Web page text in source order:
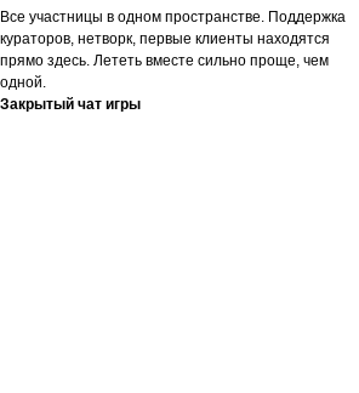
Все участницы в одном пространстве. Поддержка
кураторов, нетворк, первые клиенты находятся
прямо здесь. Лететь вместе сильно проще, чем
одной.
Закрытый чат игры